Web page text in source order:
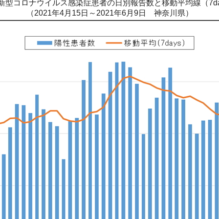
コロナウイルス感染症患者の日別報告数と移動平均線（
（2021年4月15日～2021年6月9日 神奈川県）